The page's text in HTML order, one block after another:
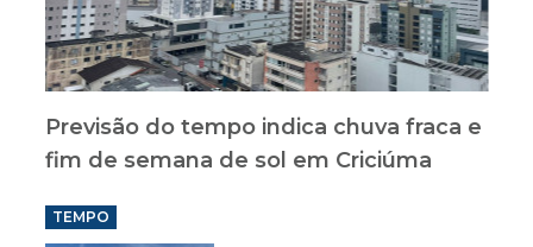
Previsão do tempo indica chuva fraca e
fim de semana de sol em Criciúma
TEMPO